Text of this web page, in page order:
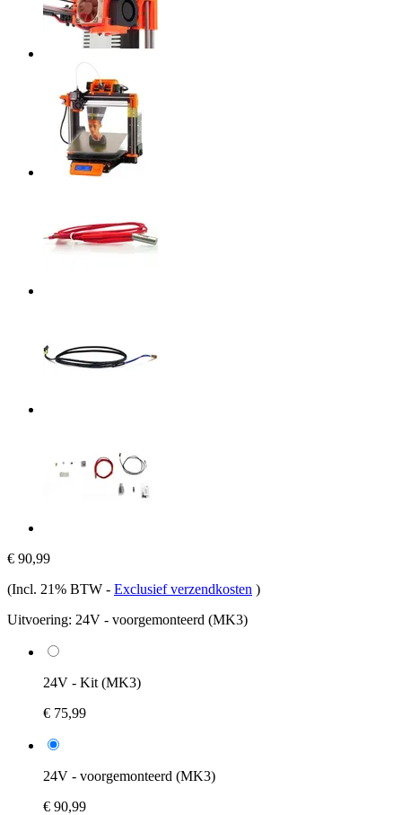
€ 90,99
(Incl. 21% BTW - Exclusief verzendkosten )
Uitvoering: 24V - voorgemonteerd (MK3)
24V - Kit (MK3)
€ 75,99
24V - voorgemonteerd (MK3)
€ 90,99